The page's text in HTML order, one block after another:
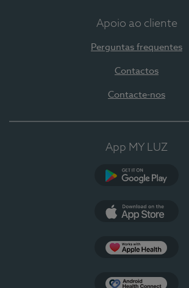
Apoio ao cliente
Perguntas frequentes
Contactos
Contacte-nos
App MY LUZ